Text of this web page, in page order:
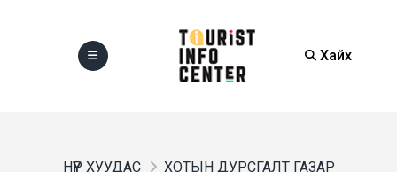
Хайх
НҮҮР ХУУДАС
ХОТЫН ДУРСГАЛТ ГАЗАР